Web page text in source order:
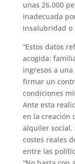
unas 26.000
inadecuada
insalubridad o
“Estos datos
acogida:
ingresos a
firmar un
condiciones
Ante esta
en la creación
alquiler social,
costes reales
entre las